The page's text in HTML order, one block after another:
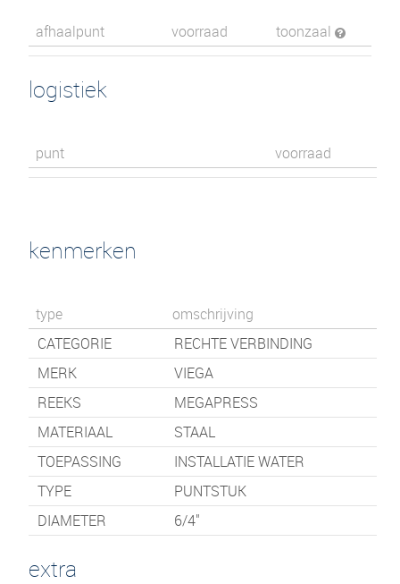
afhaalpunt voorraad toonzaal
logistiek
punt voorraad
kenmerken
type
omschrijving
CATEGORIE
RECHTE VERBINDING
MERK
VIEGA
REEKS
MEGAPRESS
MATERIAAL
STAAL
TOEPASSING
INSTALLATIE WATER
TYPE
PUNTSTUK
DIAMETER
6/4"
extra